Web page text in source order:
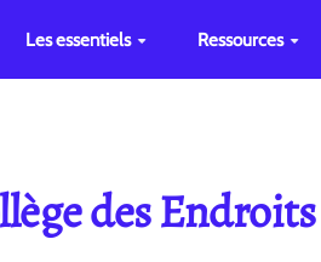
Les essentiels Ressources
des Endroits